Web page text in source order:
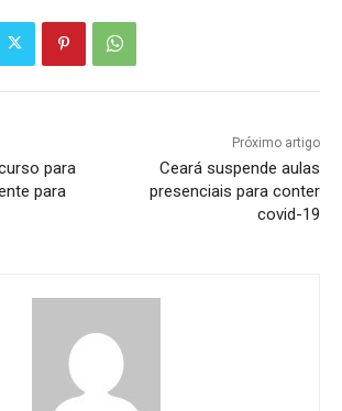
para
para
Próximo artigo
Ceará suspende aulas
presenciais para conter
covid-19